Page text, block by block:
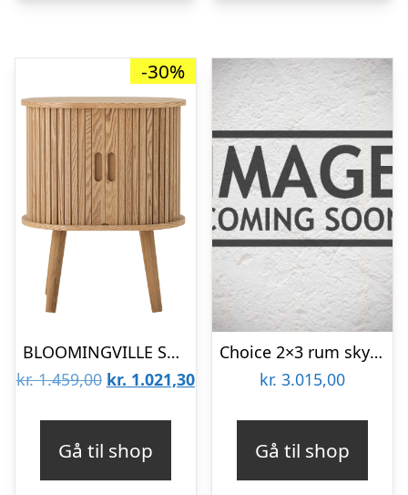
-30%
BLOOMINGVILLE Salento skab, m. 2 skydelåger – natur MDF
kr.1.459,00 Den
kr. 1.021,30Den
Gå til shop
Choice 2×3 rum skydedørsskab – 120 cm bred
kr. 3.015,00
Gå til shop